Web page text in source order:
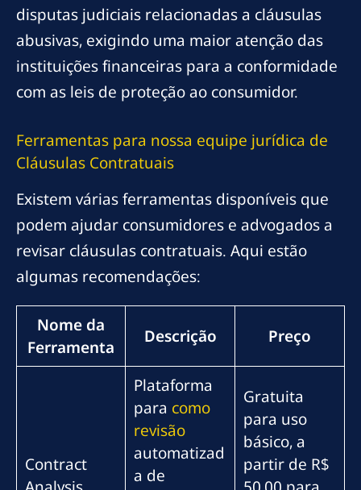
disputas judiciais relacionadas a cláusulas
abusivas, exigindo uma maior atenção das
instituições financeiras para a conformidade
com as leis de proteção ao consumidor.
Ferramentas para nossa equipe jurídica de
Cláusulas Contratuais
Existem várias ferramentas disponíveis que
podem ajudar consumidores e advogados a
revisar cláusulas contratuais. Aqui estão
algumas recomendações:
Nome da
Ferramenta
Descrição Preço
Contract
Plataforma
para como
revisão
automatizad
a de
Gratuita
para uso
básico, a
partir de R$